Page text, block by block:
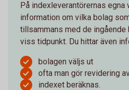
På indexleverantörernas egna
information om vilka bolag
tillsammans med de
viss tidpunkt. Du hittar även
bolagen väljs ut
ofta man gör revidering
indexet beräknas.